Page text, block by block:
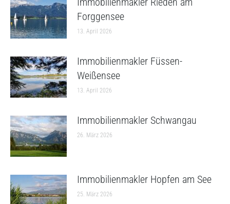
Forggensee
13. April 2026
Immobilienmakler Füssen-
Weißensee
13. April 2026
Immobilienmakler Schwangau
26. März 2026
Immobilienmakler Hopfen am See
25. März 2026